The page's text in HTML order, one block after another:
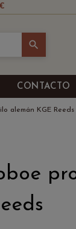
search
CONTACTO
alemán KGE Reeds